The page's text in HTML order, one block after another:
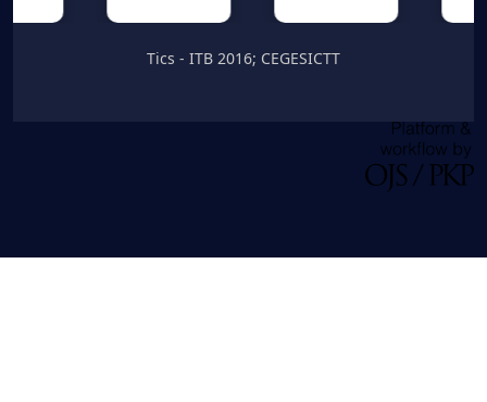
Tics - ITB 2016; CEGESICTT